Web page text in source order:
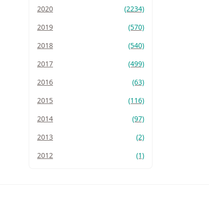
2020
(2234)
2019
(570)
2018
(540)
2017
(499)
2016
(63)
2015
(116)
2014
(97)
2013
(2)
2012
(1)